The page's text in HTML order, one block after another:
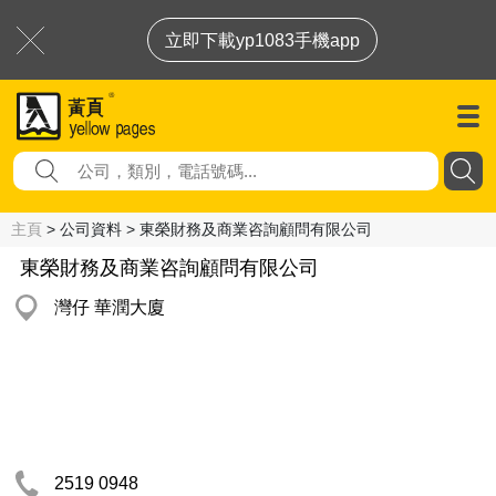
立即下載yp1083手機app
主頁 > 公司資料 > 東榮財務及商業咨詢顧問有限公司
東榮財務及商業咨詢顧問有限公司
灣仔 華潤大廈
2519 0948